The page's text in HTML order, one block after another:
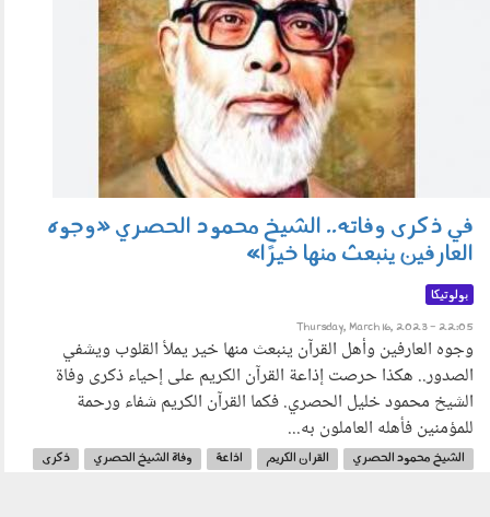
في ذكرى وفاته.. الشيخ محمود الحصري «وجوه
العارفين ينبعث منها خيرًا»
بولوتيكا
Thursday, March 16, 2023 - 22:05
وجوه العارفين وأهل القرآن ينبعث منها خير يملأ القلوب ويشفي
الصدور.. هكذا حرصت إذاعة القرآن الكريم على إحياء ذكرى وفاة
الشيخ محمود خليل الحصري. فكما القرآن الكريم شفاء ورحمة
للمؤمنين فأهله العاملون به...
الشيخ محمود الحصري القران الكريم اذاعة وفاة الشيخ الحصري ذكرى